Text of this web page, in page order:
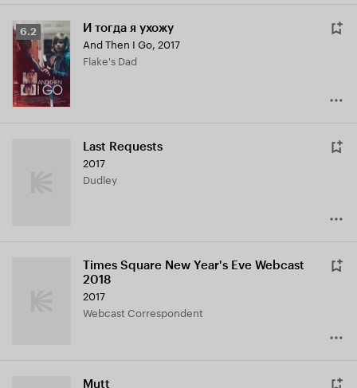
Рейтинг
Кинопоиска
6.2
6.2 И тогда я ухожу
And Then I Go, 2017
Flake's Dad
Last Requests
2017
Dudley
Times Square New Year's Eve Webcast
2018
2017
Webcast Correspondent
Mutt